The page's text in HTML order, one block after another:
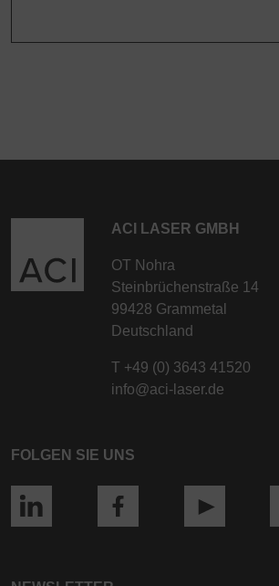
ACI LASER GMBH
OT Nohra
Steinbrüchenstraße 14
99428 Grammetal
Deutschland
T +49 (0) 3643 41520
info@aci-laser.de
FOLGEN SIE UNS